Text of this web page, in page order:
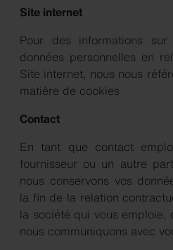
Site internet
Pour des informations
données personnelles en
Site internet, nous nous
matière de cookies
Contact
En tant que contact
fournisseur ou un autre
nous conservons vos
la fin de la relation
la société qui vous emploie,
nous communiquons avec